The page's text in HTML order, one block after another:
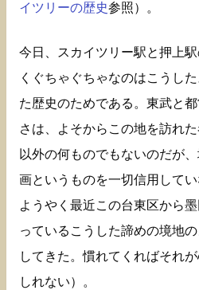
イツリーの歴史参照）。
今日、スカイツリー駅と押上
くぐちゃぐちゃなのはこうし
た歴史のためである。東武と
さは、よそからこの地を訪れ
以外の何ものでもないのだが
画というものを一切信用して
ようやく最近この台東区から
っているこうした諦めの境地
してきた。慣れてくればそれ
しれない）。